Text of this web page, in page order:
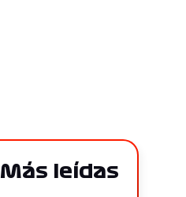
Más leídas